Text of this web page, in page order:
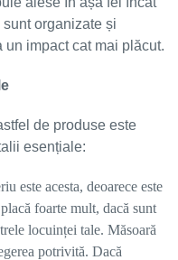
organizate și
impact cat mai plăcut.
de produse este
esențiale:
este acesta, deoarece este
foarte mult, dacă sunt
locuinței tale. Măsoară
potrivită. Dacă